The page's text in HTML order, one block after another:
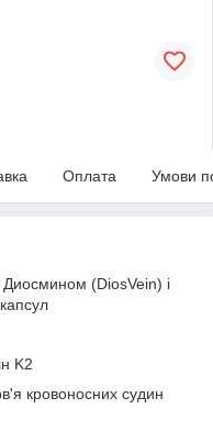
Оплата Умови
(DiosVein) і
K2
кровоносних судин